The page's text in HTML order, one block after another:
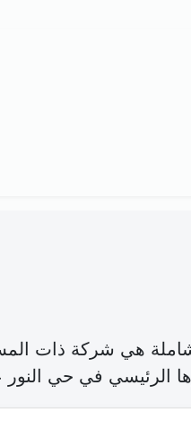
هي شركة ذات
في حي النور عدد35